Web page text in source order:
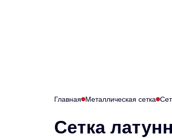
Главная Металлическая сетка
Сетка